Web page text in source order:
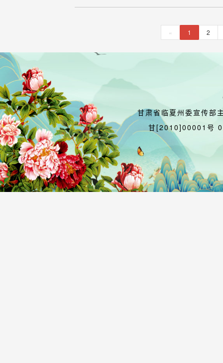
« 1 2
甘肃省临夏州委宣传部
甘[2010]00001号